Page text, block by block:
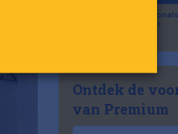
Al 57.500
voor!
Ontdek de
van Premium